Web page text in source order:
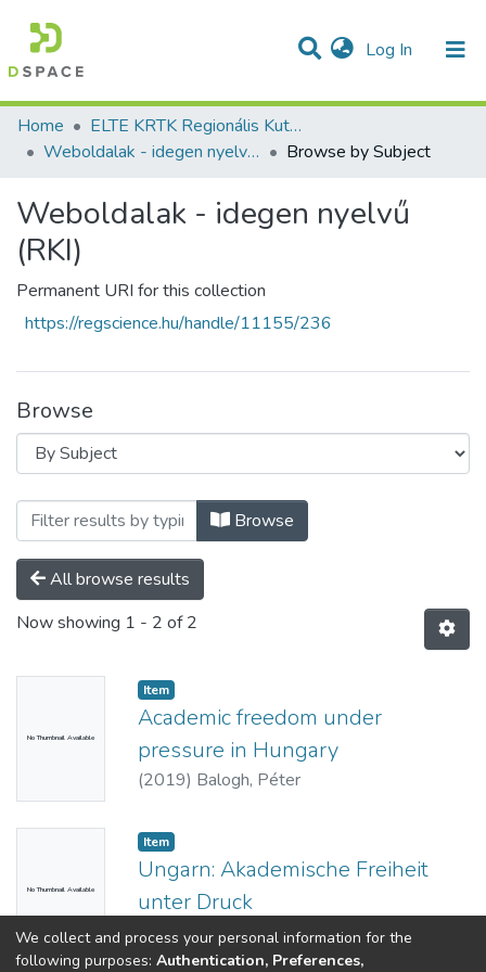
Log In (current)
Communities & Collections
All of DSpace
Home
ELTE KRTK Regionális Kutatások Intézete
Weboldalak - idegen nyelvű (RKI)
Browse by Subject
Weboldalak - idegen nyelvű
(RKI)
Permanent URI for this collection
https://regscience.hu/handle/11155/236
Browse
Browsing Weboldalak - idegen nyelvű
Browse
All browse results
Now showing 1 - 2 of 2
No Thumbnail Available
Item
Academic freedom under
pressure in Hungary
(2019) Balogh, Péter
No Thumbnail Available
Item
Ungarn: Akademische Freiheit
unter Druck
(2019-09-25)Balogh, Péter
We collect and process your personal information for the
following purposes: Authentication, Preferences,